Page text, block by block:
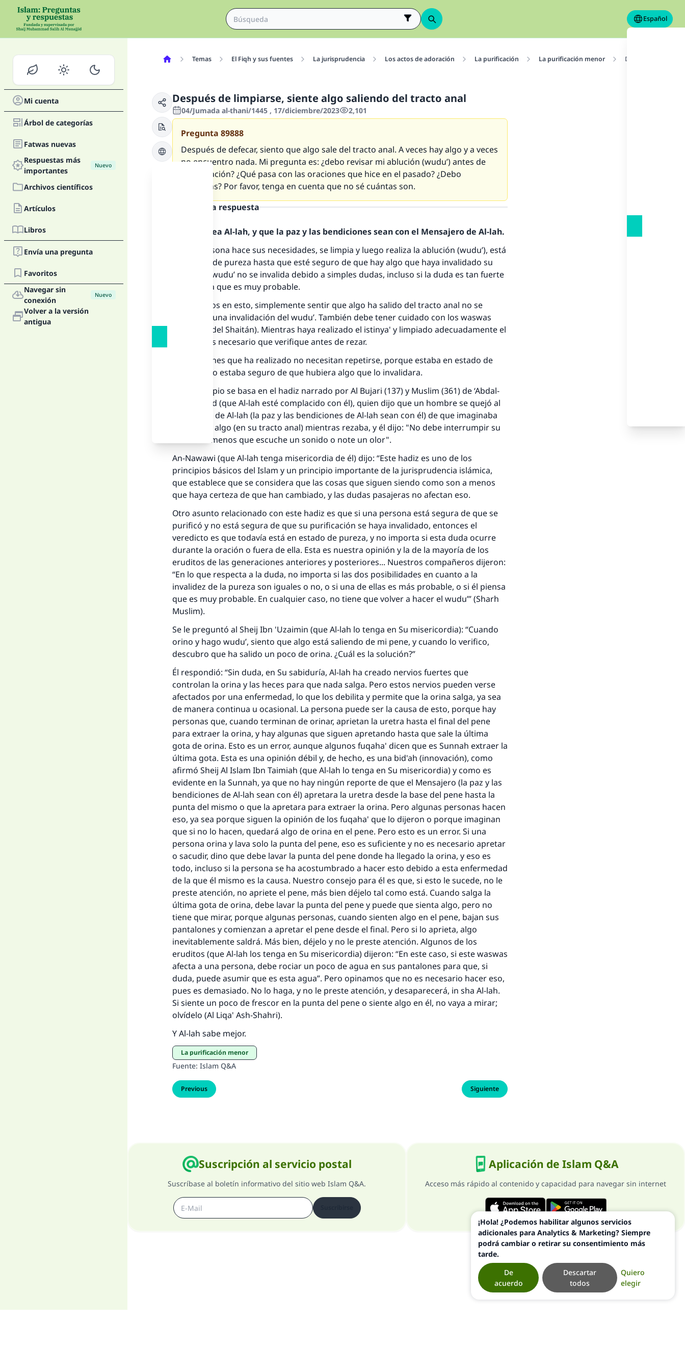
Español
Mi cuenta
Árbol de categorías
Fatwas nuevas
Respuestas más
importantes
Nuevo
Archivos científicos
Artículos
Libros
Envía una pregunta
Favoritos
Navegar sin
conexión
Nuevo
Volver a la versión
antigua
Temas El Fiqh y sus fuentes La jurisprudencia Los actos de adoración La purificación La purificación menor Después de
Después de limpiarse, siente algo saliendo del tracto anal
04/Jumada al-thani/1445 , 17/diciembre/2023 2,101
Pregunta 89888
Después de defecar, siento que algo sale del tracto anal. A veces hay algo y a veces
no encuentro nada. Mi pregunta es: ¿debo revisar mi ablución (wudu’) antes de
cada oración? ¿Qué pasa con las oraciones que hice en el pasado? ¿Debo
repetirlas? Por favor, tenga en cuenta que no sé cuántas son.
Texto de la respuesta
Alabado sea Al-lah, y que la paz y las bendiciones sean con el Mensajero de Al-lah.
Si una persona hace sus necesidades, se limpia y luego realiza la ablución (wudu’), está
en estado de pureza hasta que esté seguro de que hay algo que haya invalidado su
wudu’ no se invalida debido a simples dudas, incluso si la duda es tan fuerte
que piensa que es muy probable.
Basándonos en esto, simplemente sentir que algo ha salido del tracto anal no se
considera una invalidación del wudu’. También debe tener cuidado con los waswas
(susurros del Shaitán). Mientras haya realizado el istinya' y limpiado adecuadamente el
lugar, no es necesario que verifique antes de rezar.
Las oraciones que ha realizado no necesitan repetirse, porque estaba en estado de
pureza y no estaba seguro de que hubiera algo que lo invalidara.
Este principio se basa en el hadiz narrado por Al Bujari (137) y Muslim (361) de ‘Abdal-
lah Ibn Zaid (que Al-lah esté complacido con él), quien dijo que un hombre se quejó al
Mensajero de Al-lah (la paz y las bendiciones de Al-lah sean con él) de que imaginaba
que sentía algo (en su tracto anal) mientras rezaba, y él dijo: "No debe interrumpir su
oración a menos que escuche un sonido o note un olor".
An-Nawawi (que Al-lah tenga misericordia de él) dijo: “Este hadiz es uno de los
principios básicos del Islam y un principio importante de la jurisprudencia islámica,
que establece que se considera que las cosas que siguen siendo como son a menos
que haya certeza de que han cambiado, y las dudas pasajeras no afectan eso.
Otro asunto relacionado con este hadiz es que si una persona está segura de que se
purificó y no está segura de que su purificación se haya invalidado, entonces el
veredicto es que todavía está en estado de pureza, y no importa si esta duda ocurre
durante la oración o fuera de ella. Esta es nuestra opinión y la de la mayoría de los
eruditos de las generaciones anteriores y posteriores... Nuestros compañeros dijeron:
“En lo que respecta a la duda, no importa si las dos posibilidades en cuanto a la
invalidez de la pureza son iguales o no, o si una de ellas es más probable, o si él piensa
que es muy probable. En cualquier caso, no tiene que volver a hacer el wudu’” (Sharh
Muslim).
Se le preguntó al Sheij Ibn 'Uzaimin (que Al-lah lo tenga en Su misericordia): “Cuando
orino y hago wudu’, siento que algo está saliendo de mi pene, y cuando lo verifico,
descubro que ha salido un poco de orina. ¿Cuál es la solución?”
Él respondió: “Sin duda, en Su sabiduría, Al-lah ha creado nervios fuertes que
controlan la orina y las heces para que nada salga. Pero estos nervios pueden verse
afectados por una enfermedad, lo que los debilita y permite que la orina salga, ya sea
de manera continua u ocasional. La persona puede ser la causa de esto, porque hay
personas que, cuando terminan de orinar, aprietan la uretra hasta el final del pene
para extraer la orina, y hay algunas que siguen apretando hasta que sale la última
gota de orina. Esto es un error, aunque algunos fuqaha' dicen que es Sunnah extraer la
última gota. Esta es una opinión débil y, de hecho, es una bid'ah (innovación), como
afirmó Sheij Al Islam Ibn Taimiah (que Al-lah lo tenga en Su misericordia) y como es
evidente en la Sunnah, ya que no hay ningún reporte de que el Mensajero (la paz y las
bendiciones de Al-lah sean con él) apretara la uretra desde la base del pene hasta la
punta del mismo o que la apretara para extraer la orina. Pero algunas personas hacen
eso, ya sea porque siguen la opinión de los fuqaha' que lo dijeron o porque imaginan
que si no lo hacen, quedará algo de orina en el pene. Pero esto es un error. Si una
persona orina y lava solo la punta del pene, eso es suficiente y no es necesario apretar
o sacudir, dino que debe lavar la punta del pene donde ha llegado la orina, y eso es
todo, incluso si la persona se ha acostumbrado a hacer esto debido a esta enfermedad
de la que él mismo es la causa. Nuestro consejo para él es que, si esto le sucede, no le
preste atención, no apriete el pene, más bien déjelo tal como está. Cuando salga la
última gota de orina, debe lavar la punta del pene y puede que sienta algo, pero no
tiene que mirar, porque algunas personas, cuando sienten algo en el pene, bajan sus
pantalones y comienzan a apretar el pene desde el final. Pero si lo aprieta, algo
inevitablemente saldrá. Más bien, déjelo y no le preste atención. Algunos de los
eruditos (que Al-lah los tenga en Su misericordia) dijeron: “En este caso, si estewaswas
afecta a una persona, debe rociar un poco de agua en sus pantalones para que, si
duda, puede asumir que es esta agua”. Pero opinamos que no es necesario hacer eso,
pues es demasiado. No lo haga, y no le preste atención, y desaparecerá, in sha Al-lah.
Si siente un poco de frescor en la punta del pene o siente algo en él, no vaya a mirar;
olvídelo (Al Liqa' Ash-Shahri).
Y Al-lah sabe mejor.
La purificación menor
Fuente: Islam Q&A
Previous Siguiente
Suscripción al servicio postal
Suscríbase al boletín informativo del sitio web Islam Q&A.
Aplicación de Islam Q&A
Acceso más rápido al contenido y capacidad para navegar sin internet
La respuesta no. 110845 salvó un matrimonio.
Profeta ﷺ dijo:
"Una persona que orienta a otros a hacer el bien obtendrá la
misma recompensa que aquellos que lo realicen."
(MUSLIM, 1893)
Contribuir
¡Hola! ¿Podemos habilitar algunos servicios
adicionales para Analytics & Marketing? Siempre
podrá cambiar o retirar su consentimiento más
tarde.
Quiero
elegir
Descartar
todos
De
acuerdo